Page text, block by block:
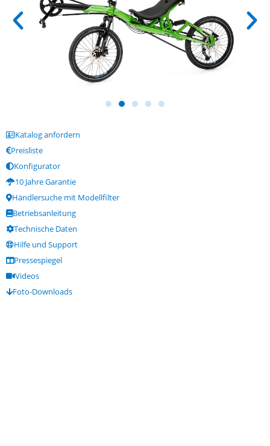
Katalog anfordern
Preisliste
Konfigurator
10 Jahre Garantie
Händlersuche mit Modellfilter
Betriebsanleitung
Technische Daten
Hilfe und Support
Pressespiegel
Videos
Foto-Downloads